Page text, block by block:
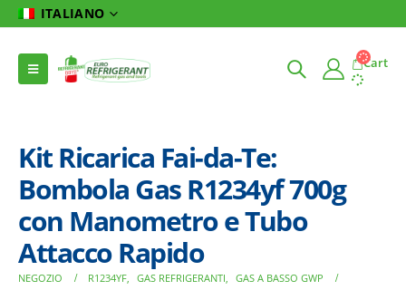
ITALIANO
Cart
Kit Ricarica Fai-da-Te:
Bombola Gas R1234yf 700g
con Manometro e Tubo
Attacco Rapido
NEGOZIO R1234YF, GAS REFRIGERANTI, GAS A BASSO GWP